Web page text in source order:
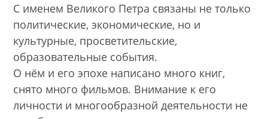
С именем Великого Петра связаны не только
политические, экономические, но и
культурные, просветительские,
образовательные события.
О нём и его эпохе написано много книг,
снято много фильмов. Внимание к его
личности и многообразной деятельности не